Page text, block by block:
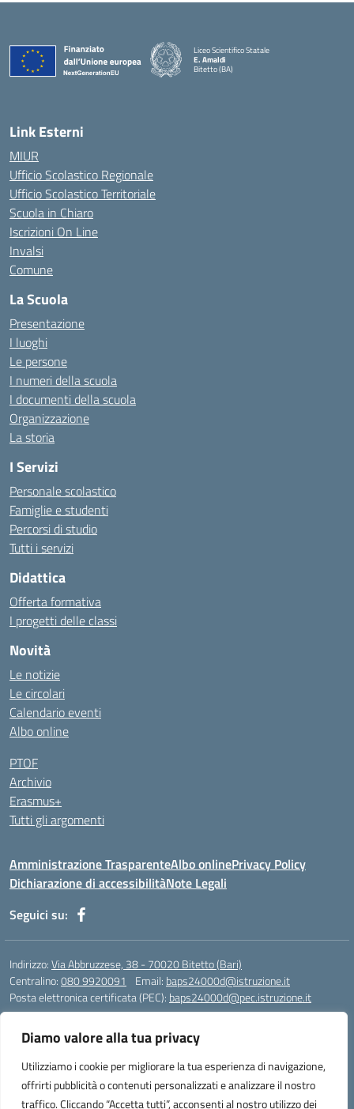
Diamo valore alla tua privacy
Utilizziamo i cookie per migliorare la tua esperienza di navigazione,
offrirti pubblicità o contenuti personalizzati e analizzare il nostro
traffico. Cliccando “Accetta tutti”, acconsenti al nostro utilizzo dei
Liceo Scientifico Statale
E. Amaldi
Bitetto (BA)
Link Esterni
MIUR
Ufficio Scolastico Regionale
Ufficio Scolastico Territoriale
Scuola in Chiaro
Iscrizioni On Line
Invalsi
Comune
La Scuola
Presentazione
I luoghi
Le persone
I numeri della scuola
I documenti della scuola
Organizzazione
La storia
I Servizi
Personale scolastico
Famiglie e studenti
Percorsi di studio
Tutti i servizi
Didattica
Offerta formativa
I progetti delle classi
Novità
Le notizie
Le circolari
Calendario eventi
Albo online
PTOF
Archivio
Erasmus+
Tutti gli argomenti
Amministrazione TrasparenteAlbo onlinePrivacy Policy
Dichiarazione di accessibilitàNote Legali
Seguici su:
Indirizzo:Via Abbruzzese, 38 - 70020 Bitetto (Bari)
Centralino:080 9920091 Email: baps24000d@istruzione.it
Posta elettronica certificata (PEC): baps24000d@pec.istruzione.it
Codice meccanografico:BAPS24000D
Codice Indice delle Pubbliche Amministrazioni (IPA): istsc_baps24000d
Codice unico di fatturazione (CUF): UFOR9J